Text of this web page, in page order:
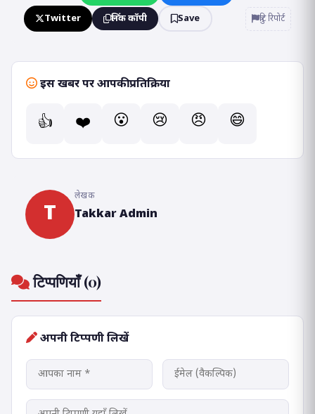
Twitter लिंक कॉपी Save त्रुटि रिपोर्ट
इस खबर पर आपकी प्रतिक्रिया
👍 ❤️ 😮 😢 😠 😄
T
लेखक
Takkar Admin
टिप्पणियाँ (0)
अपनी टिप्पणी लिखें